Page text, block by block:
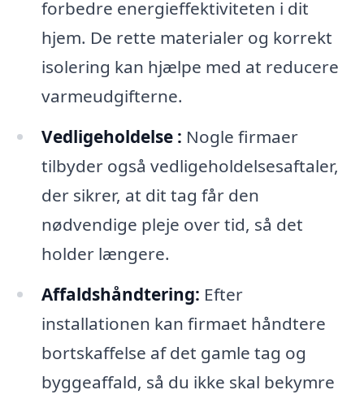
forbedre energieffektiviteten i dit
hjem. De rette materialer og korrekt
isolering kan hjælpe med at reducere
varmeudgifterne.
Vedligeholdelse : Nogle firmaer
tilbyder også vedligeholdelsesaftaler,
der sikrer, at dit tag får den
nødvendige pleje over tid, så det
holder længere.
Affaldshåndtering: Efter
installationen kan firmaet håndtere
bortskaffelse af det gamle tag og
byggeaffald, så du ikke skal bekymre